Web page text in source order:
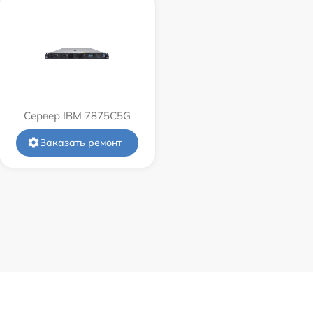
Сервер IBM 7875C5G
Заказать ремонт